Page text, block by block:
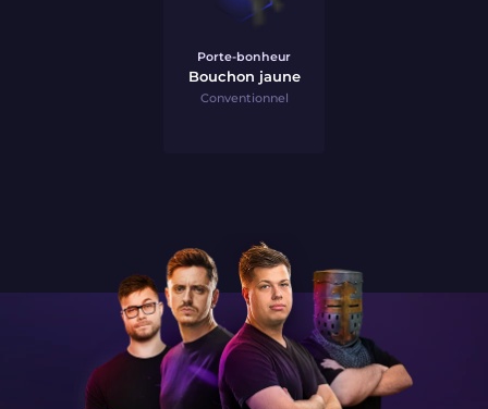
Porte-bonheur
Bouchon jaune
Conventionnel